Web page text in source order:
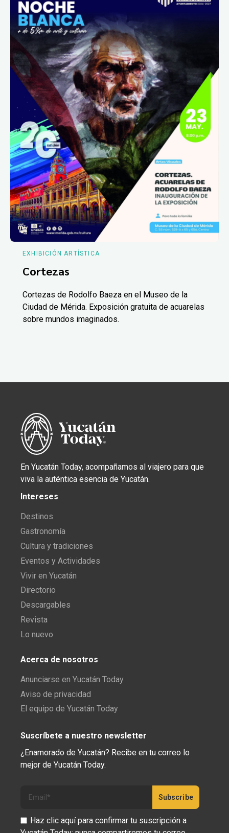
EXHIBICIÓN ARTÍSTICA
Cortezas
Cortezas de Rodolfo Baeza en el Museo de la
Ciudad de Mérida. Exposición gratuita de acuarelas
sobre mundos imaginados.
En Yucatán Today, acompañamos al viajero para que
viva la auténtica esencia de Yucatán.
Intereses
Destinos
Gastronomía
Cultura y tradiciones
Eventos y Actividades
Vivir en Yucatán
Directorio
Descargables
Revista
Lo nuevo
Acerca de nosotros
Anunciarse en Yucatán Today
Aviso de privacidad
El equipo de Yucatán Today
Suscríbete a nuestro newsletter
¿Enamorado de Yucatán? Recibe en tu correo lo
mejor de Yucatán Today.
Haz clic aquí para confirmar tu suscripción a